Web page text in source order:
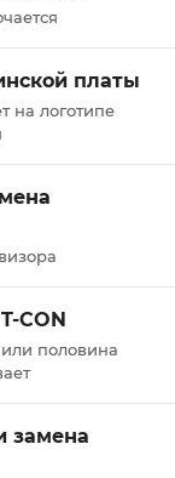
платы
на логотипе
CON
половина
замена